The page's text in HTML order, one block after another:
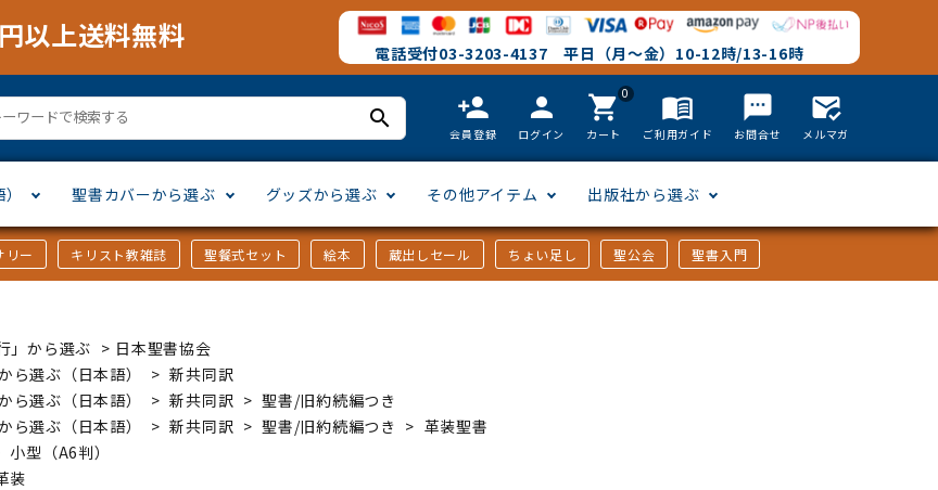
以上送料無料 電話受付03-3203-4137 平日（月～金）10-12時/13-16時
search person_add
会員登録
person
ログイン
0
shopping_cart
カート
menu_book
ご利用ガイド
textsms
お問合せ
mark_email_read
メルマガ
会訳
ッパ言語
聖書カバーから選ぶ
ード
グッズから選ぶ
マスク
その他アイテム
誌
集
出版社から選ぶ
選ぶ
選ぶ
リー キリスト教雑誌 聖餐式セット 絵本 蔵出しセール ちょい足し 聖公会 聖書入門
」から選ぶ > 日本聖書協会
選ぶ（日本語） > 新共同訳
選ぶ（日本語） > 新共同訳 > 聖書/旧約続編つき
選ぶ（日本語） > 新共同訳 > 聖書/旧約続編つき > 革装聖書
小型（A6判）
装